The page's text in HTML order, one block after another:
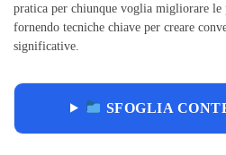
pratica per chiunque voglia migliorare le
fornendo tecniche chiave per creare
significative.
SFOGLIA